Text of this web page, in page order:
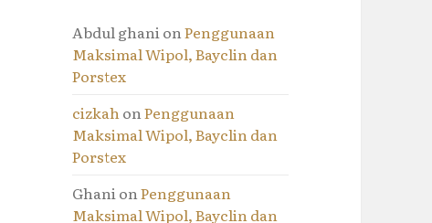
Abdul ghanionPenggunaan
Maksimal Wipol, Bayclin dan
Porstex
cizkahonPenggunaan
Maksimal Wipol, Bayclin dan
Porstex
GhanionPenggunaan
Maksimal Wipol, Bayclin dan